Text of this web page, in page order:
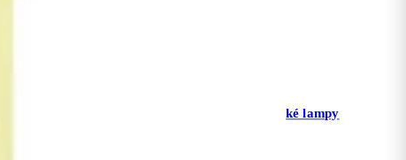
Príslušenstvo pre katalytické lampy